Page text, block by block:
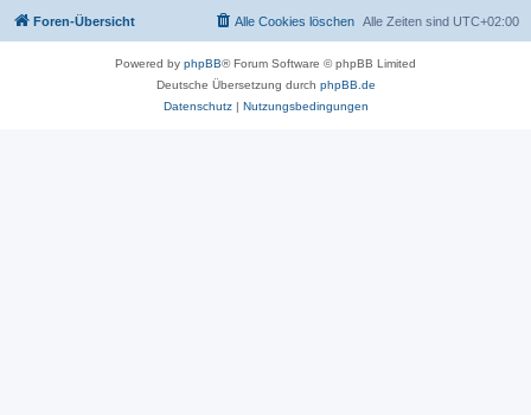
Foren-Übersicht Alle Zeiten sind UTC+02:00
Alle Cookies löschen
Powered by phpBB® Forum Software © phpBB Limited
Deutsche Übersetzung durch phpBB.de
Datenschutz| Nutzungsbedingungen